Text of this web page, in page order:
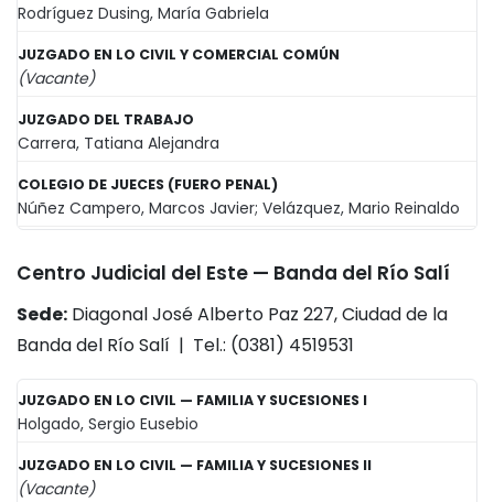
Rodríguez Dusing, María Gabriela
JUZGADO EN LO CIVIL Y COMERCIAL COMÚN
(Vacante)
JUZGADO DEL TRABAJO
Carrera, Tatiana Alejandra
COLEGIO DE JUECES (FUERO PENAL)
Núñez Campero, Marcos Javier; Velázquez, Mario Reinaldo
Centro Judicial del Este — Banda del Río Salí
Sede: Diagonal José Alberto Paz 227, Ciudad de la
Banda del Río Salí | Tel.: (0381) 4519531
JUZGADO EN LO CIVIL — FAMILIA Y SUCESIONES I
Holgado, Sergio Eusebio
JUZGADO EN LO CIVIL — FAMILIA Y SUCESIONES II
(Vacante)